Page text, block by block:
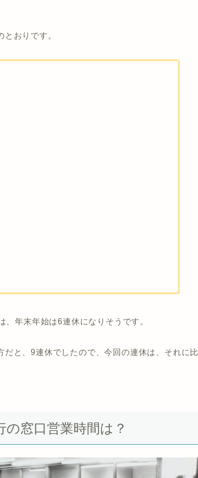
おりです。
年末年始は6連休になりそうです。
と、9連休でしたので、今回の連休は、それに比
の窓口営業時間は？